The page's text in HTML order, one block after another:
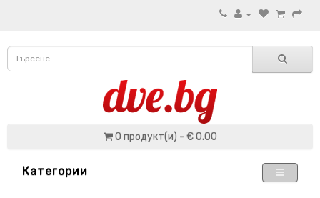
0 продукт(и) - € 0.00
Категории